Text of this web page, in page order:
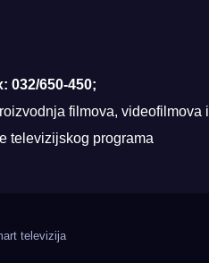
032/650-450;
filmova, videofilmova i
televizijskog programa
televizija